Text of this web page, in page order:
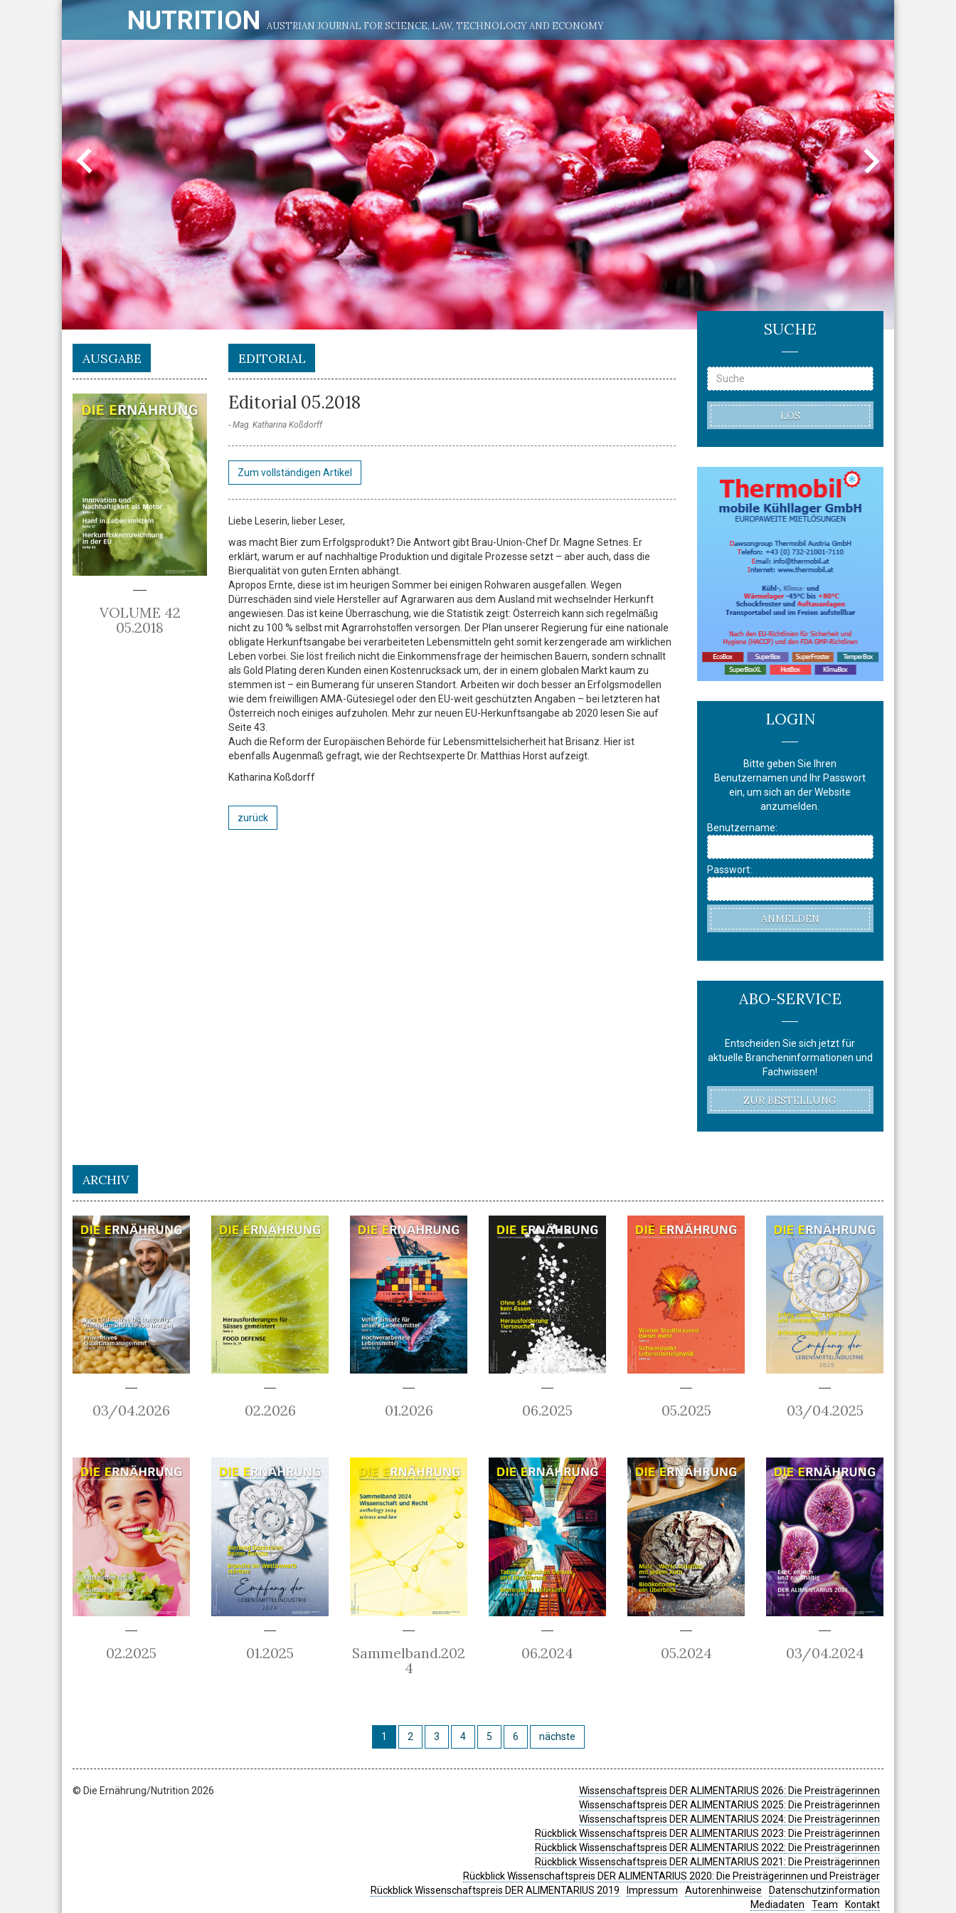
NUTRITIONAUSTRIAN JOURNAL FOR SCIENCE, LAW, TECHNOLOGY AND ECONOMY
AUSGABE
VOLUME 42
05.2018
EDITORIAL
Editorial 05.2018
Mag. Katharina Koßdorff
Zum vollständigen Artikel
Liebe Leserin, lieber Leser,
was macht Bier zum Erfolgsprodukt? Die Antwort gibt Brau-Union-Chef Dr. Magne Setnes. Er
erklärt, warum er auf nachhaltige Produktion und digitale Prozesse setzt – aber auch, dass die
Bierqualität von guten Ernten abhängt.
Apropos Ernte, diese ist im heurigen Sommer bei einigen Rohwaren ausgefallen. Wegen
Dürreschäden sind viele Hersteller auf Agrarwaren aus dem Ausland mit wechselnder Herkunft
angewiesen. Das ist keine Überraschung, wie die Statistik zeigt: Österreich kann sich regelmäßig
nicht zu 100 % selbst mit Agrarrohstoﬀen versorgen. Der Plan unserer Regierung für eine nationale
obligate Herkunftsangabe bei verarbeiteten Lebensmitteln geht somit kerzengerade am wirklichen
Leben vorbei. Sie löst freilich nicht die Einkommensfrage der heimischen Bauern, sondern schnallt
als Gold Plating deren Kunden einen Kostenrucksack um, der in einem globalen Markt kaum zu
stemmen ist – ein Bumerang für unseren Standort. Arbeiten wir doch besser an Erfolgsmodellen
wie dem freiwilligen AMA-Gütesiegel oder den EU-weit geschützten Angaben – bei letzteren hat
Österreich noch einiges aufzuholen. Mehr zur neuen EU-Herkunftsangabe ab 2020 lesen Sie auf
Seite 43.
Auch die Reform der Europäischen Behörde für Lebensmittelsicherheit hat Brisanz. Hier ist
ebenfalls Augenmaß gefragt, wie der Rechtsexperte Dr. Matthias Horst aufzeigt.
Katharina Koßdorff
zurück
SUCHE
LOS
LOGIN
Bitte geben Sie Ihren
Benutzernamen und Ihr Passwort
ein, um sich an der Website
anzumelden.
Benutzername:
Passwort:
ANMELDEN
ABO-SERVICE
Entscheiden Sie sich jetzt für
aktuelle Brancheninformationen und
Fachwissen!
ZUR BESTELLUNG
ARCHIV
03/04.2026 02.2026 01.2026 06.2025 05.2025 03/04.2025
02.2025 01.2025
Sammelband.202
4
06.2024 05.2024 03/04.2024
1 2 3 4 5 6 nächste
© Die Ernährung/Nutrition 2026
Wissenschaftspreis DER ALIMENTARIUS 2026: Die Preisträgerinnen
Wissenschaftspreis DER ALIMENTARIUS 2025: Die Preisträgerinnen
Wissenschaftspreis DER ALIMENTARIUS 2024: Die Preisträgerinnen
Rückblick Wissenschaftspreis DER ALIMENTARIUS 2023: Die Preisträgerinnen
Rückblick Wissenschaftspreis DER ALIMENTARIUS 2022: Die Preisträgerinnen
Rückblick Wissenschaftspreis DER ALIMENTARIUS 2021: Die Preisträgerinnen
Rückblick Wissenschaftspreis DER ALIMENTARIUS 2020: Die Preisträgerinnen und Preisträger
Rückblick Wissenschaftspreis DER ALIMENTARIUS 2019
Impressum Autorenhinweise
Datenschutzinformation
Mediadaten
Team Kontakt